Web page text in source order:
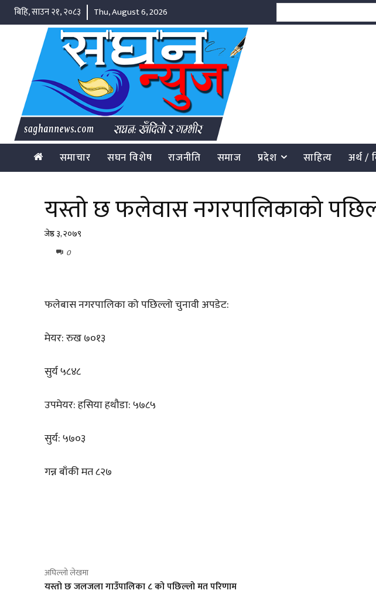
बिहि, साउन २१, २०८३ Thu, August 6, 2026
समाचार सघन विशेष राजनीति समाज प्रदेश साहित्य अर्थ /
यस्तो छ फलेवास नगरपालिकाको
जेष्ठ ३, २०७९
0
फलेबास नगरपालिका को पछिल्लो चुनावी अपडेट:
मेयर: रुख ७०१३
सुर्य ५८४८
उपमेयर: हसिया हथौडा: ५७८५
सुर्य: ५७०३
गन्न बाँकी मत ८२७
अघिल्लो लेखमा
यस्तो छ जलजला गाउँपालिका ८ को पछिल्लो मत परिणाम